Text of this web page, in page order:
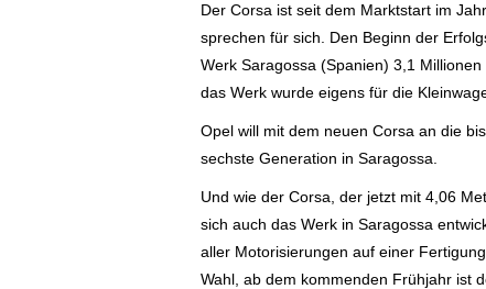
Der Corsa ist seit dem Marktstart im
sprechen für sich. Den Beginn der
Werk Saragossa (Spanien) 3,1
das Werk wurde eigens für die
Opel will mit dem neuen Corsa an die
sechste Generation in Saragossa.
Und wie der Corsa, der jetzt mit 4,06
sich auch das Werk in Saragossa
aller Motorisierungen auf einer
Wahl, ab dem kommenden Frühjahr ist